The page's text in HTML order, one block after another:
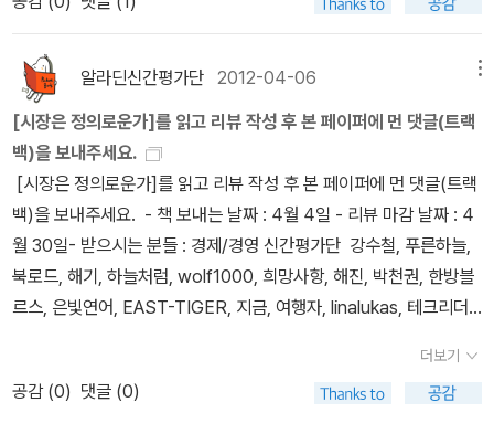
일하려는 의욕을 가지지 않게 될 우려가 있다. 이때 경제학자들은 인
센티브의 측면을 무척 강조한다. 더 많이 노력하는 사람에게 더 많은
소득을 주어야만 사람들이 더 열심히 일하게 되고 그 결과 더 많은 것
을 더 많이 생산할 수 있다는 것이다. 근로의욕을 높이기 위해서는 소
득분배의 불평등이 불가피하다고 경제학자들은 입을 모은다. 결국 분
배정의의 문제는 그 불평등을 어느 정도까지 허용할 것인가로 요약된
다. *시장은 과연 상과 벌을 제대로 정확하게 주는가? 또한 돈으로 상
과 벌을 주며, 돈으로 사람을 움직이는 시장 제도에 윤리적 문제는 없
는가? 시장에서는 소비자에게 잘 봉사하는 기업이나 열심히 일하는
개인은 돈을 많이 벌 수 있지만, 그렇지 못한 개인과 기업은 돈을 벌지
상벌체계가 잘 확립된 사회는 정의로운 사회다. 시장이 상과 벌을 정
확하게 잘 준다고 하면, 시장은 공정하다고 주장할 수 있다. 실제로 이
학에서 멀어진 경제학을 다시 인문학으로 되돌려놓은 책이라고 생각
됩니다. 경제학이 무엇이고, 경제학에서 추구해야 할 가치는 무엇이
고, 현재 경제 시스템의 문제점은 무엇인지, 그리고 무엇보다 어떠한
것이 옳고 그른지 스스로 생각해볼 기회를 제공하는 책입니다.네
번째로는 린다 그래튼의 <일의 미래>입니다. 나비의 날개짓처럼 작
은 변화가 폭풍우와 같은 커다란 변화를 유발시킨다는 나비효과를 떠
올리게 하는 책이었습니다. 지금도 계속해서 쉼 없이 개발되는 기술
과 사회변화들이 우리들의 삶에 어떤 영향을 미칠지 생각해 볼 수 있
는 계기가 되었습니다. 물론, 미래를 다루고 있는 책들이 얼마나 들어
맞을지는 알 수 없습니다. 아마도 2025년에는 저자의 생각이 얼마나
들어맞았는지 알 수 있겠지요. 마지막으로는 베서니 맥린, 조 노세라
는 달리 미국에서 시작된 금융위기의 원인이 인간의 탐욕과 오만 때
10기 신간평가단 도서 중 내맘대로 베스트 5! 나름대로 재미있
게 읽었던 책들이다. <시장의 배반>은 경제 이론서의 고전과 같은 느
낌을 받았다. <모든 악마가 여기에 있다>는 미국의 서브프라임 모기
지론으로 인한 경제 위기의 모든 것읓 총망라한 사전과 같았다. 그리
고 <트렌드 코리아 2012>와 <아파트의 몰락>, <니치>는 지금 우리
의 경제 활동 모습과 밀접하게 닿아 있는 책들이었다.
책 많이 읽었습니다. 고맙습니다 ^^ 1) 10기 신간평가단 도서 중 가
장 좋았던 책 출간 당시, 소개글을 읽고 이 책은 꼭 읽어
봐야지, 싶었던 책인데 마침 신간평가단 도서로 선정되어 너무나도
기뻤습니다.신간평가단에 선정되는 도서들을 보면 대개 경제사상, 경
제학 논쟁, 또는 현실 경제에 대한 책이 많은데이 책은 직업의 미래,
직업 환경의 변화 등 조금은 색다른 주제를 다뤄서 신선하고 좋았습
니다.2025년 이라고 하면 아직 멀게 느껴지지만 세어보니 고작 13
년, 아니 12년 조금 넘게 남았네요.바로 그 2025년의 세계, 기업, 가
정, 일, 인간관계 등에 대해 학자들은 어떻게 보고 있는제 알 수 있었
던 점도 좋았습니다. 2) 10기 신간평가단 도서 중 내맘대로 베스트
5! <니치>는 베스트1으로 할까말까 마지막까지
고민한 책입니다. 경제보다는 경영, 마케팅, 트렌드에 관한 책이라서
읽기 쉬웠고, 사례가 풍부해서 좋았습니다. <시장은 정의로운가>는
알라딘신간평가단 2012-04-06
[시장은 정의로운가]를 읽고 리뷰 작성 후 본 페이퍼에 먼 댓글(트랙
백)을 보내주세요.
[시장은 정의로운가]를 읽고 리뷰 작성 후 본 페이퍼에 먼 댓글(트랙
백)을 보내주세요. - 책 보내는 날짜 : 4월 4일 - 리뷰 마감 날짜 : 4
월 30일- 받으시는 분들 : 경제/경영 신간평가단 강수철, 푸른하늘,
북로드, 해기, 하늘처럼, wolf1000, 희망사항, 해진, 박천권, 한방블
르스, 은빛연어, EAST-TIGER, 지금, 여행자, linalukas, 테크리더,
더보기
공감 (0) 댓글 (0)